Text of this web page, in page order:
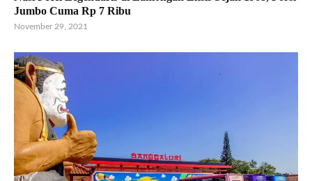
Jumbo Cuma Rp 7 Ribu
November 29, 2021